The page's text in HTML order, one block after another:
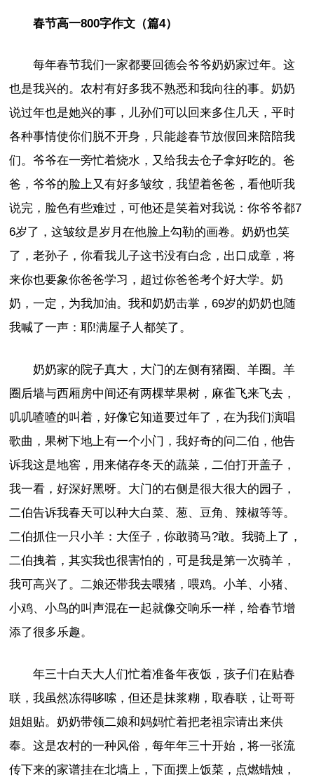
春节高一800字作文（篇4）
每年春节我们一家都要回德会爷爷奶奶家过年。这
也是我兴的。农村有好多我不熟悉和我向往的事。奶奶
说过年也是她兴的事，儿孙们可以回来多住几天，平时
各种事情使你们脱不开身，只能趁春节放假回来陪陪我
们。爷爷在一旁忙着烧水，又给我去仓子拿好吃的。爸
爸，爷爷的脸上又有好多皱纹，我望着爸爸，看他听我
说完，脸色有些难过，可他还是笑着对我说：你爷爷都7
6岁了，这皱纹是岁月在他脸上勾勒的画卷。奶奶也笑
了，老孙子，你看我儿子这书没有白念，出口成章，将
来你也要象你爸爸学习，超过你爸爸考个好大学。奶
奶，一定，为我加油。我和奶奶击掌，69岁的奶奶也随
我喊了一声：耶!满屋子人都笑了。
奶奶家的院子真大，大门的左侧有猪圈、羊圈。羊
圈后墙与西厢房中间还有两棵苹果树，麻雀飞来飞去，
叽叽喳喳的叫着，好像它知道要过年了，在为我们演唱
歌曲，果树下地上有一个小门，我好奇的问二伯，他告
诉我这是地窖，用来储存冬天的蔬菜，二伯打开盖子，
我一看，好深好黑呀。大门的右侧是很大很大的园子，
二伯告诉我春天可以种大白菜、葱、豆角、辣椒等等。
二伯抓住一只小羊：大侄子，你敢骑马?敢。我骑上了，
二伯拽着，其实我也很害怕的，可是我是第一次骑羊，
我可高兴了。二娘还带我去喂猪，喂鸡。小羊、小猪、
小鸡、小鸟的叫声混在一起就像交响乐一样，给春节增
添了很多乐趣。
年三十白天大人们忙着准备年夜饭，孩子们在贴春
联，我虽然冻得哆嗦，但还是抹浆糊，取春联，让哥哥
姐姐贴。奶奶带领二娘和妈妈忙着把老祖宗请出来供
奉。这是农村的一种风俗，每年年三十开始，将一张流
传下来的家谱挂在北墙上，下面摆上饭菜，点燃蜡烛，